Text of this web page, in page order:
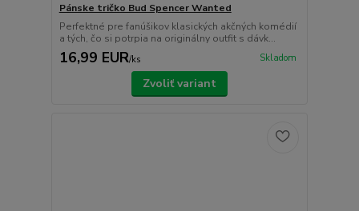
Pánske tričko Bud Spencer Wanted
Perfektné pre fanúšikov klasických akčných komédií
a tých, čo si potrpia na originálny outfit s dávk...
16,99 EUR/ks Skladom
Zvoliť variant